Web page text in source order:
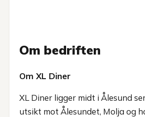
Om bedriften
Om XL Diner
XL Diner ligger midt i Ålesund
utsikt mot Ålesundet, Molja og